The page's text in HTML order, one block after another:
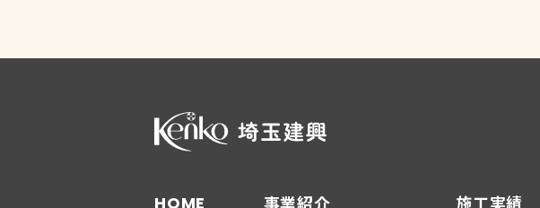
HOME
事業紹介
施工実績